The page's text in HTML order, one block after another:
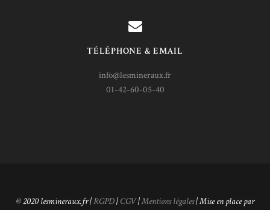
TÉLÉPHONE & EMAIL
info@lesmineraux.fr
01-42-60-05-40
© 2020 lesmineraux.fr |RGPD| CGV|Mentions légales| Mise en place par